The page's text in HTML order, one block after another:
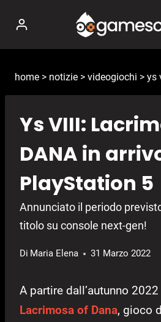
contenuto
home > notizie > videogiochi > ys
Ys VIII:
DANA in
PlayStation 5
Annunciato il periodo
titolo su console next-gen!
Di Maria Elena 31 Marzo 2022
A partire dall’autunno 2022
Lacrimosa of Dana, gioco